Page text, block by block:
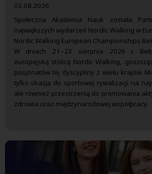
03.08.2026
Społeczna Akademia Nauk została
największych wydarzeń Nordic Walking w
Nordic Walking European Championships
W dniach 21–23 sierpnia 2026 r.
europejską stolicą Nordic Walking,
pasjonatów tej dyscypliny z wielu krajów.
tylko okazją do sportowej rywalizacji na
ale również przestrzenią do promowania
zdrowia oraz międzynarodowej współpracy.